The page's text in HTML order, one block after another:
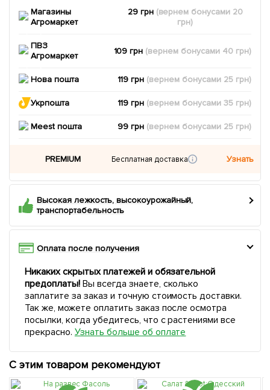
Магазины
Агромаркет
29 грн (вернем бонусами 20
грн)
ПВЗ
Агромаркет
109 грн (вернем бонусами 40 грн)
Нова пошта 119 грн (вернем бонусами 25 грн)
Укрпошта 119 грн (вернем бонусами35 грн)
Meest пошта 99 грн (вернем бонусами 25 грн)
PREMIUM Бесплатная доставка Узнать
Высокая лежкость, высокоурожайный,
транспортабельность
Оплата после получения
Никаких скрытых платежей и обязательной
предоплаты!Вы всегда знаете, сколько
заплатите за заказ и точную стоимость доставки.
Так же, можете оплатить заказ после осмотра
посылки, когда убедитесь, что с растениями все
прекрасно. Узнать больше об оплате
С этим товаром рекомендуют